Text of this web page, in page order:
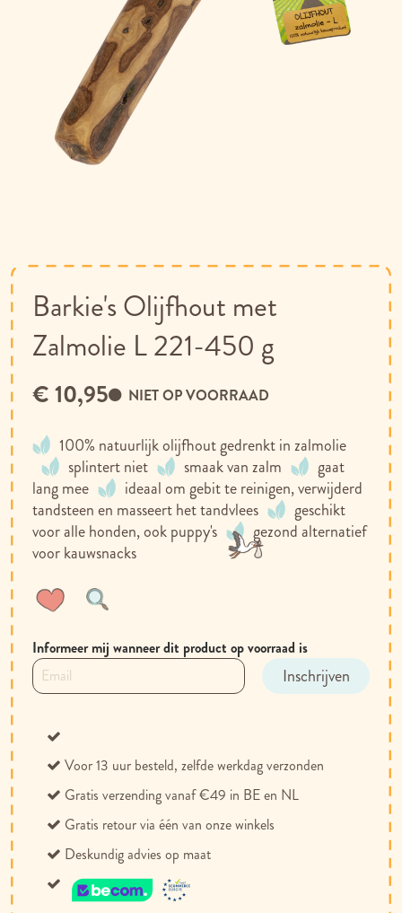
begin
van
de
afbeeldingen-
gallerij
Barkie's Olijfhout met
Zalmolie L 221-450 g
100% natuurlijk olijfhout gedrenkt in zalmolie
splintert niet
smaak van zalm
gaat
lang mee
ideaal om gebit te reinigen, verwijderd
tandsteen en masseert het tandvlees
geschikt
voor alle honden, ook puppy's
gezond alternatief
voor kauwsnacks
NIET OP VOORRAAD
€ 10,95
Informeer mij wanneer dit product op voorraad is
Inschrijven
aan
te
Voor 13 uur besteld, zelfde werkdag verzonden
Gratis verzending vanaf €49 in BE en NL
Gratis retour via één van onze winkels
Deskundig advies op maat